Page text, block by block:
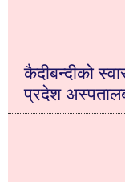
कैदीबन्दीको
प्रदेश